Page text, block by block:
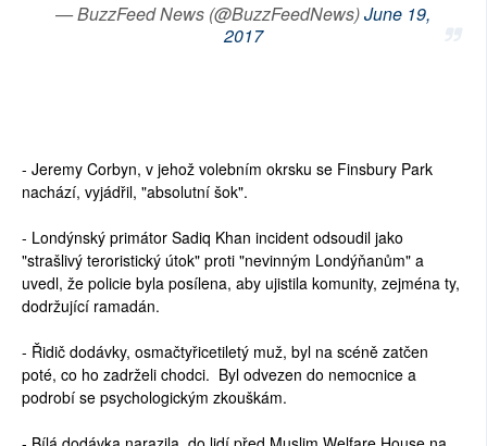
— BuzzFeed News (@BuzzFeedNews)June 19,
2017
- Jeremy Corbyn, v jehož volebním okrsku se Finsbury Park
nachází, vyjádřil, "absolutní šok".
- Londýnský primátor Sadiq Khan incident odsoudil jako
"strašlivý teroristický útok" proti "nevinným Londýňanům" a
uvedl, že policie byla posílena, aby ujistila komunity, zejména ty,
dodržující ramadán.
- Řidič dodávky, osmačtyřicetiletý muž, byl na scéně zatčen
poté, co ho zadrželi chodci. Byl odvezen do nemocnice a
podrobí se psychologickým zkouškám.